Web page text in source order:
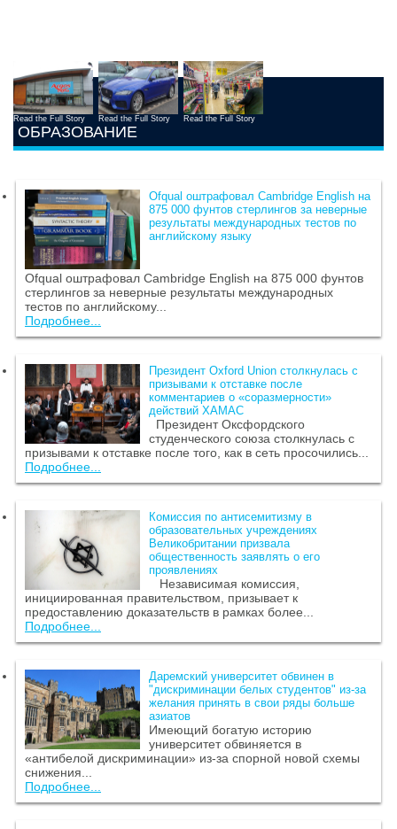
Read the Full Story Read the Full Story Read the Full Story
ОБРАЗОВАНИЕ
Ofqual оштрафовал Cambridge English на
875 000 фунтов стерлингов за неверные
результаты международных тестов по
английскому языку
Ofqual оштрафовал Cambridge English на 875 000 фунтов
стерлингов за неверные результаты международных
тестов по английскому...
Подробнее...
Президент Oxford Union столкнулась с
призывами к отставке после
комментариев о «соразмерности»
действий ХАМАС
Президент Оксфордского
студенческого союза столкнулась с
призывами к отставке после того, как в сеть просочились...
Подробнее...
Комиссия по антисемитизму в
образовательных учреждениях
Великобритании призвала
общественность заявлять о его
проявлениях
Независимая комиссия,
инициированная правительством, призывает к
предоставлению доказательств в рамках более...
Подробнее...
Даремский университет обвинен в
"дискриминации белых студентов" из-за
желания принять в свои ряды больше
азиатов
Имеющий богатую историю
университет обвиняется в
«антибелой дискриминации» из-за спорной новой схемы
снижения...
Подробнее...